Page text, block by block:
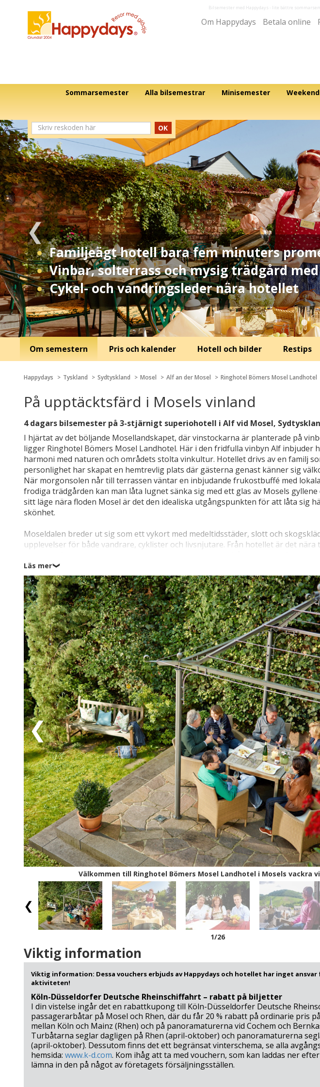
Bilsemester med Happydays - lite bättre
Om Happydays Betala online
Sommarsemester Alla bilsemestrar Minisemester
OK
Familjeägt hotell bara fem minuters
Vinbar, solterrass och mysig trädgård
Cykel- och vandringsleder nära hotellet
Om semestern Pris och kalender Hotell och bilder Restips
Happydays Tyskland Sydtyskland Mosel Alf an der Mosel Ringhotel Bömers Mosel Landhotel
På upptäcktsfärd i Mosels vinland
4 dagars bilsemester på 3-stjärnigt superiohotell i Alf vid Mosel,
I hjärtat av det böljande Mosellandskapet, där vinstockarna är planterade på
ligger Ringhotel Bömers Mosel Landhotel. Här i den fridfulla vinbyn Alf inbjuder
harmoni med naturen och områdets stolta vinkultur. Hotellet drivs av en familj
personlighet har skapat en hemtrevlig plats där gästerna genast känner sig
När morgonsolen når till terrassen väntar en inbjudande frukostbuffé med
frodiga trädgården kan man låta lugnet sänka sig med ett glas av Mosels
sitt läge nära floden Mosel är det den idealiska utgångspunkten för att låta sig
skönhet.
Moseldalen breder ut sig som ett vykort med medeltidsstäder, slott och
upplevelser för både vandrare, cyklister och livsnjutare. Från hotellet är det nära
Moseldalen. Du kan också ge dig ut på upptäcktsfärd i den charmiga staden
sagolika borg, Reichsburg Cochem, och de kullerstensbelagda gatorna med
historiska vinbyn Bernkastel-Kues (28 km) lockar med korsvirkeshus och mysiga
hellre ha ren avkoppling ligger Vulkaneifel-termalbaden i Bad Bertrich bara 10
annat kan prova på Tysklands enda Glaubersalt-termalbad som sägs ha en
väntar Moselradweg precis utanför hotellporten med flacka, natursköna rutter,
stigar slingrar sig upp i höjderna mellan vinrankorna till glädje för alla
När dagen lider mot sitt slut kan du hitta ditt favoritställe att äta på i området
din semesterbas och njuta av ett glas vin under de gamla kastanjeträden i
kastar ett gyllene skimmer över vinodlingarna. Här kan du låta intrycken sjunka
speciella lugn som Moseldalen är känd för. Ringhotel Bömers Mosel Landhotel
kultur och närvaro smälter samman och skapar minnen man gärna återvänder
aktiva dagar i vinlandskapet eller stilla stunder med utsikt över floden, utgör
under din semester som smakar av både historia, natur och livsglädje.
Läs mer❯
Välkommen till Ringhotel Bömers Mosel Landhotel i Mosels vackra
1/26
Viktig information
Viktig information: Dessa vouchers erbjuds av Happydays och hotellet har inget
aktiviteten!
Köln-Düsseldorfer Deutsche Rheinschiffahrt – rabatt på biljetter
I din vistelse ingår det en rabattkupong till Köln-Düsseldorfer Deutsche
passagerarbåtar på Mosel och Rhen, där du får 20 % rabatt på ordinarie pris
mellan Köln och Mainz (Rhen) och på panoramaturerna vid Cochem och
Turbåtarna seglar dagligen på Rhen (april-oktober) och panoramaturerna
(april-oktober). Dessutom finns det ett begränsat vinterschema, se alla
hemsida: www.k-d.com. Kom ihåg att ta med vouchern, som kan laddas ner
lämna in den på något av företagets försäljningsställen.